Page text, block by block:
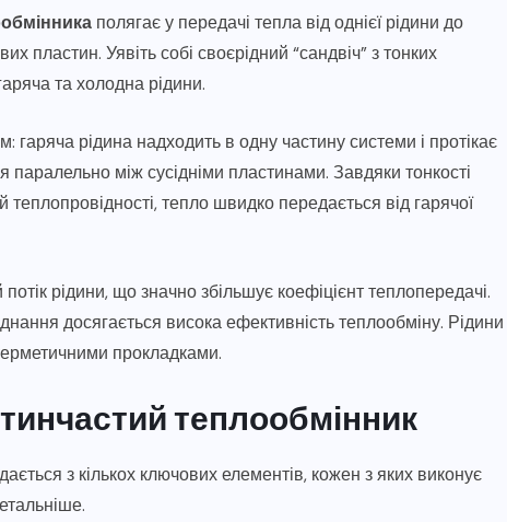
полягає у передачі тепла від однієї рідини до
пластин. Уявіть собі своєрідний “сандвіч” з тонких
та холодна рідини.
рідина надходить в одну частину системи і протікає
між сусідніми пластинами. Завдяки тонкості
тепло швидко передається від гарячої
рідини, що значно збільшує коефіцієнт теплопередачі.
досягається висока ефективність теплообміну. Рідини
прокладками.
теплообмінник
з кількох ключових елементів, кожен з яких виконує